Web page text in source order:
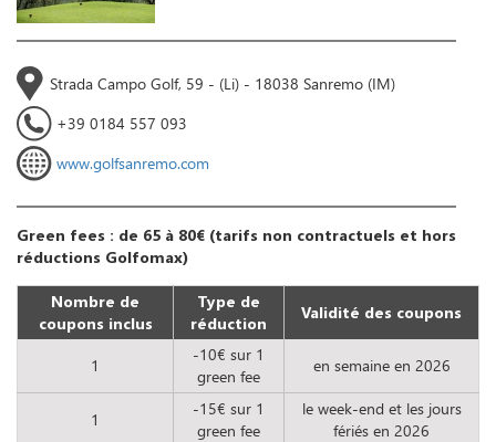
Strada Campo Golf, 59 - (Li) - 18038 Sanremo (IM)
+39 0184 557 093
www.golfsanremo.com
Green fees : de 65 à 80€ (tarifs non contractuels et hors
réductions Golfomax)
Nombre de
coupons inclus
Type de
réduction
Validité des coupons
1
-10€ sur 1
green fee
en semaine en 2026
1
-15€ sur 1
green fee
le week-end et les jours
fériés en 2026